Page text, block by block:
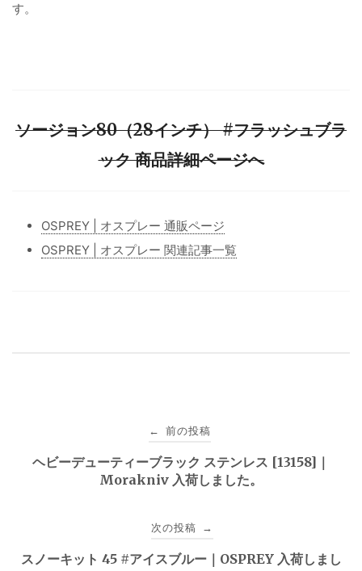
す。
ソージョン80（28インチ） #フラッシュブラ
ック 商品詳細ページへ
OSPREY | オスプレー 通販ページ
OSPREY | オスプレー 関連記事一覧
ゲ
← 前の投稿
ヘビーデューティーブラック ステンレス [13158]｜
Morakniv 入荷しました。
次の投稿 →
スノーキット 45 #アイスブルー｜OSPREY 入荷しまし